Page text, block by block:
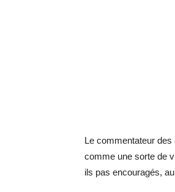
Le commentateur des
comme une sorte de
ils pas encouragés,